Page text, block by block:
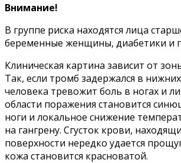
Внимание!
В группе риска находятся лица
беременные женщины, диабетики и
Клиническая картина зависит от
Так, если тромб задержался в
человека тревожит боль в ногах и
области поражения становится
ноги и локальное снижение
на гангрену. Сгусток крови,
поверхности нередко удается
кожа становится красноватой.